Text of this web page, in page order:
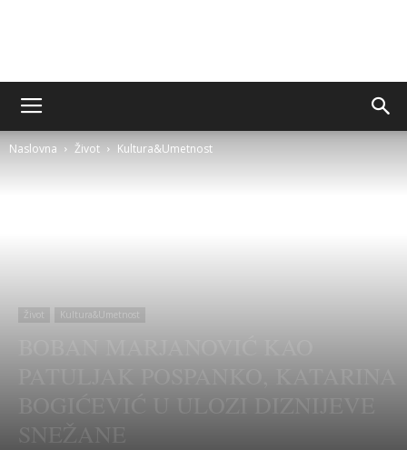
Sito&Rešeto
Naslovna Život Kultura&Umetnost
Život Kultura&Umetnost
PATULJAK POSPANKO, KATARINA
BOGIĆEVIĆ U ULOZI DIZNIJEVE
SNEŽANE